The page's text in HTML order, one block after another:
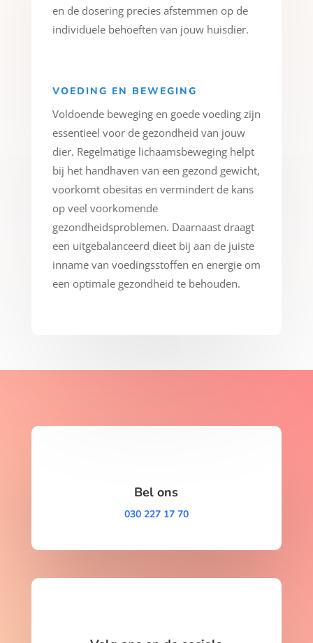
en de dosering precies afstemmen op de
individuele behoeften van jouw huisdier.
VOEDING EN BEWEGING
Voldoende beweging en goede voeding zijn
essentieel voor de gezondheid van jouw
dier. Regelmatige lichaamsbeweging helpt
bij het handhaven van een gezond gewicht,
voorkomt obesitas en vermindert de kans
op veel voorkomende
gezondheidsproblemen. Daarnaast draagt
een uitgebalanceerd dieet bij aan de juiste
inname van voedingsstoffen en energie om
een optimale gezondheid te behouden.
Bel ons
030 227 17 70